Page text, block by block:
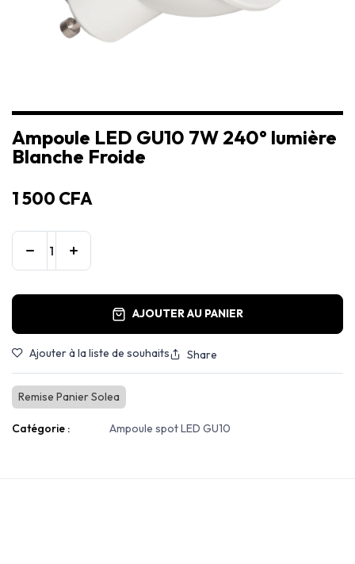
Ampoule LED GU10 7W 240° lumière
Blanche Froide
1 500 CFA
AJOUTER AU PANIER
Ajouter à la liste de souhaits Share
Remise Panier Solea
Catégorie : Ampoule spot LED GU10